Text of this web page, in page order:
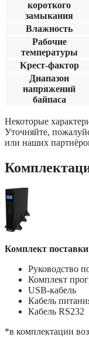
короткого
замыкания
Влажность
Рабочие
температуры
Крест-фактор
Диапазон
напряжений
байпаса
Некоторые
Уточняйте,
или наших
Комплект
Руководство
Комплект
USB-кабель
Кабель
Кабель RS232
*в комплектации